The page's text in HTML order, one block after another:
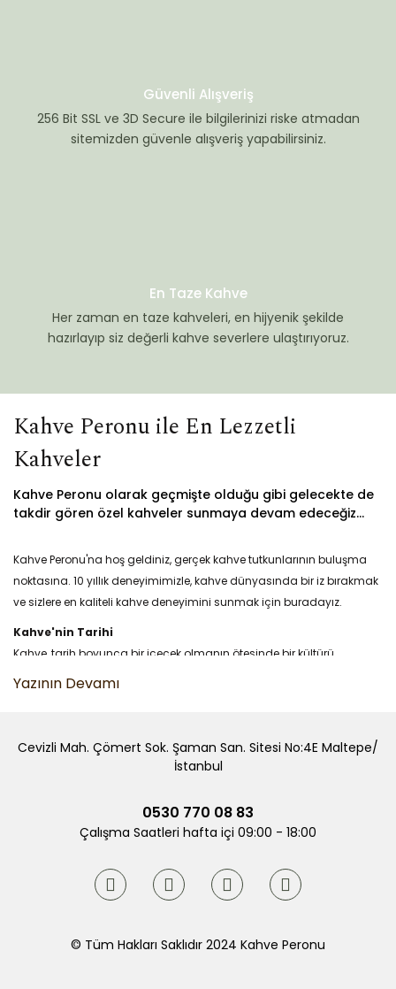
Güvenli Alışveriş
256 Bit SSL ve 3D Secure ile bilgilerinizi riske atmadan
sitemizden güvenle alışveriş yapabilirsiniz.
En Taze Kahve
Her zaman en taze kahveleri, en hijyenik şekilde
hazırlayıp siz değerli kahve severlere ulaştırıyoruz.
Kahve Peronu ile En Lezzetli
Kahveler
Kahve Peronu olarak geçmişte olduğu gibi gelecekte de
takdir gören özel kahveler sunmaya devam edeceğiz...
Kahve Peronu'na hoş geldiniz, gerçek kahve tutkunlarının buluşma
noktasına. 10 yıllık deneyimimizle, kahve dünyasında bir iz bırakmak
ve sizlere en kaliteli kahve deneyimini sunmak için buradayız.
Kahve'nin Tarihi
Kahve, tarih boyunca bir içecek olmanın ötesinde bir kültürü
Kahvenin sonsuz çeşitliliği ile tanışın. Arabica'dan Robusta'ya,
sıradan kahveden özel karışımlara kadar geniş bir kahve yelpazesini
Kahvenin yetiştirilme ve işlenme süreçlerine dair merak ettiğiniz her
adım takip edin.
Cevizli Mah. Çömert Sok. Şaman San. Sitesi No:4E Maltepe/
İstanbul
0530 770 08 83
Çalışma Saatleri hafta içi 09:00 - 18:00
© Tüm Hakları Saklıdır 2024 Kahve Peronu